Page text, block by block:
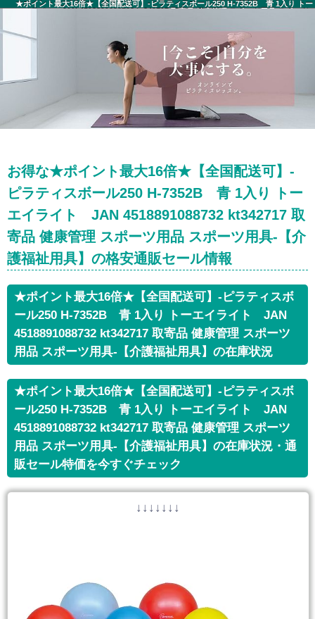
★ポイント最大16倍★【全国配送可】-ピラティスボール250 H-7352B 青 1入り トー
エイライト JAN 4518891088732 kt342717 取寄品 健康管理 スポーツ用品 スポーツ
お得な★ポイント最大16倍★【全国配送可】-
ピラティスボール250 H-7352B 青 1入り トー
エイライト JAN 4518891088732 kt342717 取
寄品 健康管理 スポーツ用品 スポーツ用具-【介
護福祉用具】の格安通販セール情報
★ポイント最大16倍★【全国配送可】-ピラティスボ
ール250 H-7352B 青 1入り トーエイライト JAN
4518891088732 kt342717 取寄品 健康管理 スポーツ
用品 スポーツ用具-【介護福祉用具】の在庫状況
★ポイント最大16倍★【全国配送可】-ピラティスボ
ール250 H-7352B 青 1入り トーエイライト JAN
4518891088732 kt342717 取寄品 健康管理 スポーツ
用品 スポーツ用具-【介護福祉用具】の在庫状況・通
販セール特価を今すぐチェック
↓↓↓↓↓↓↓